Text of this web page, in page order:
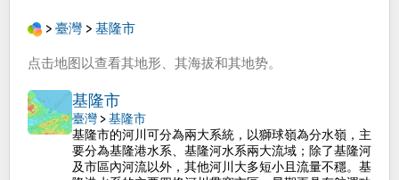
> 臺灣 > 基隆市
点击地图 以查看其地形、其海拔和其地势。
基隆市
臺灣 >基隆市
基隆市的河川可分為兩大系統，以獅球嶺為分水嶺，主
要分為基隆港水系、基隆河水系兩大流域；除了基隆河
及市區內河流以外，其他河川大多短小且流量不穩。基